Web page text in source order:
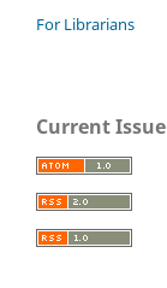
For Librarians
Current Issue